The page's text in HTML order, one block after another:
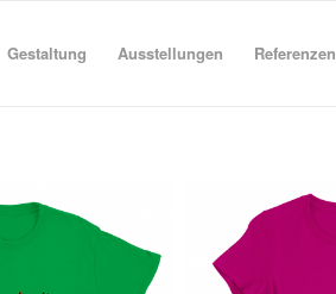
Gestaltung Ausstellungen Referenzen